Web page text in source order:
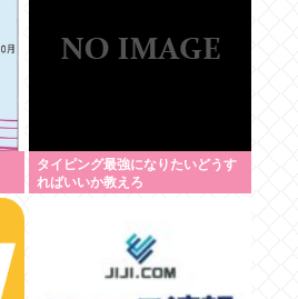
タイピング最強になりたいどうす
ればいいか教えろ